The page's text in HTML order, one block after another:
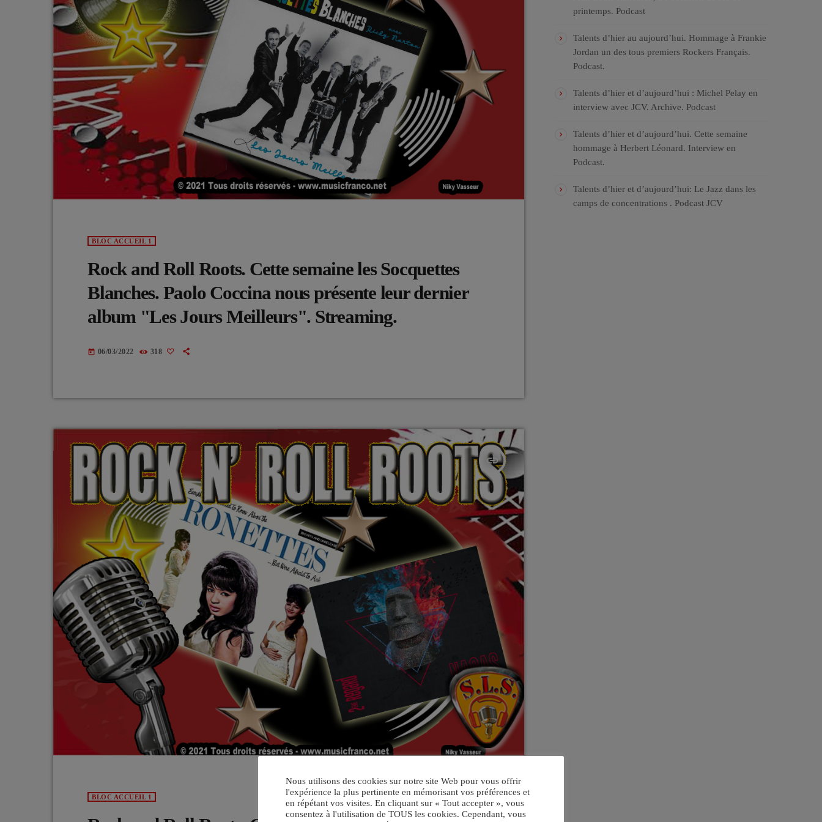
BLOC ACCUEIL 1
Rock and Roll Roots. Cette semaine les Socquettes
Blanches. Paolo Coccina nous présente leur dernier
album "Les Jours Meilleurs". Streaming.
today 06/03/2022 318
insert_link
BLOC ACCUEIL 1
printemps. Podcast
Talents d’hier au aujourd’hui. Hommage à Frankie
Jordan un des tous premiers Rockers Français.
Podcast.
Talents d’hier et d’aujourd’hui : Michel Pelay en
interview avec JCV. Archive. Podcast
Talents d’hier et d’aujourd’hui. Cette semaine
hommage à Herbert Léonard. Interview en
Podcast.
Talents d’hier et d’aujourd’hui: Le Jazz dans les
camps de concentrations . Podcast JCV
Nous utilisons des cookies sur notre site Web pour vous offrir
l'expérience la plus pertinente en mémorisant vos préférences et
en répétant vos visites. En cliquant sur « Tout accepter », vous
consentez à l'utilisation de TOUS les cookies. Cependant, vous